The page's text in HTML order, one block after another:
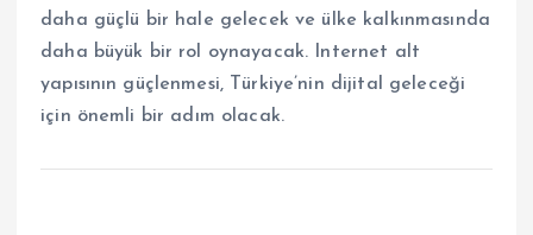
daha güçlü bir hale gelecek ve ülke kalkınmasında
daha büyük bir rol oynayacak. Internet alt
yapısının güçlenmesi, Türkiye’nin dijital geleceği
için önemli bir adım olacak.